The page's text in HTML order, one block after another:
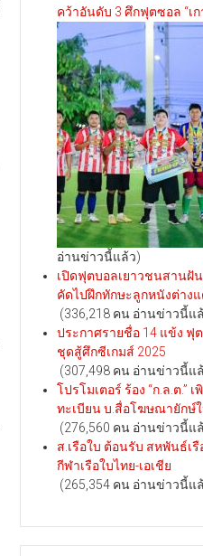
คว้าอันดับ 3 ศึกฟุตซอล “เ
อ่านข่าวนี้แล้ว)
เปิดฟุตบอลเยาวชนสานฝั
คัดไปฝึกทักษะลูกหนังต่าง
(336,218 คน อ่านข่าวนี้แ
ประกาศรายชื่อ 14 แข้ง ฟุ
ชุดสู้ศึกซีเกมส์ 2025
(307,498 คน อ่านข่าวนี้แ
โปรโมเตอร์ ร้อง “ก.ล.ต.”
ทะเบียน บ.สื่อโฆษณายักษ์
(276,560 คน อ่านข่าวนี้แ
ส.เรือใบ ต้อนรับ สหพันธ์เ
กีฬาเรือใบไทย-เอเชีย
(265,354 คน อ่านข่าวนี้แ